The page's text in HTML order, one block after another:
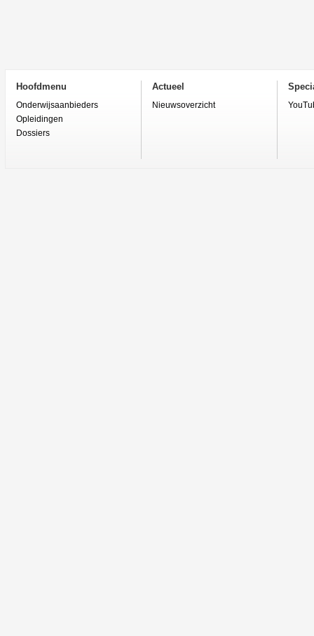
Hoofdmenu
Onderwijsaanbieders
Opleidingen
Dossiers
Actueel
Nieuwsoverzicht